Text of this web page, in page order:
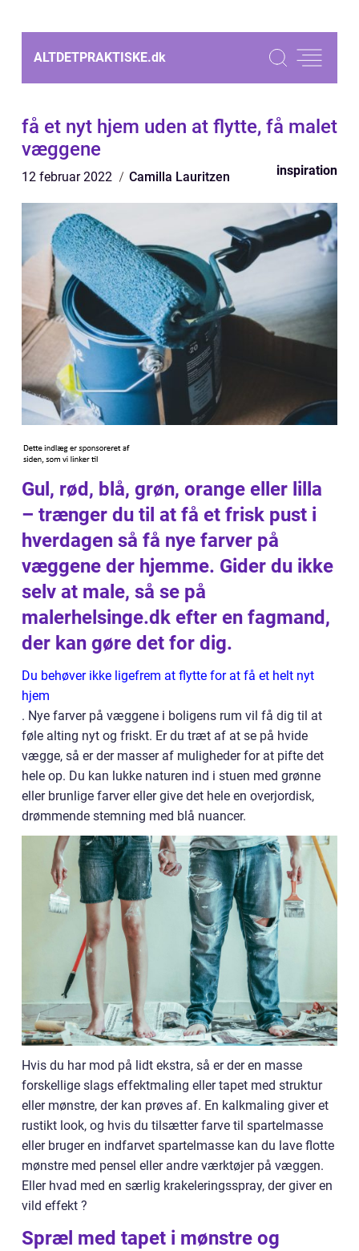
ALTDETPRAKTISKE.dk
få et nyt hjem uden at flytte, få malet
væggene
12 februar 2022 Camilla Lauritzen inspiration
Gul, rød, blå, grøn, orange eller lilla
– trænger du til at få et frisk pust i
hverdagen så få nye farver på
væggene der hjemme. Gider du ikke
selv at male, så se på
malerhelsinge.dk efter en fagmand,
der kan gøre det for dig.
Du behøver ikke ligefrem at flytte for at få et helt nyt
hjem
. Nye farver på væggene i boligens rum vil få dig til at
føle alting nyt og friskt. Er du træt af at se på hvide
vægge, så er der masser af muligheder for at pifte det
hele op. Du kan lukke naturen ind i stuen med grønne
eller brunlige farver eller give det hele en overjordisk,
drømmende stemning med blå nuancer.
Hvis du har mod på lidt ekstra, så er der en masse
forskellige slags effektmaling eller tapet med struktur
eller mønstre, der kan prøves af. En kalkmaling giver et
rustikt look, og hvis du tilsætter farve til spartelmasse
eller bruger en indfarvet spartelmasse kan du lave flotte
mønstre med pensel eller andre værktøjer på væggen.
Eller hvad med en særlig krakeleringsspray, der giver en
vild effekt ?
Spræl med tapet i mønstre og